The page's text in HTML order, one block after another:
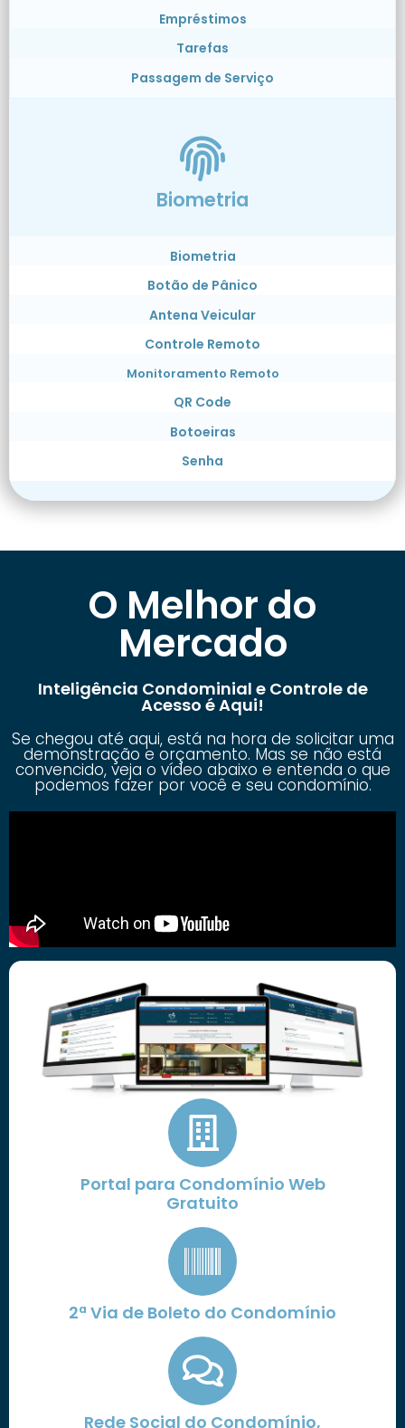
Empréstimos
Tarefas
Passagem de Serviço
Biometria
Biometria
Botão de Pânico
Antena Veicular
Controle Remoto
Monitoramento Remoto
QR Code
Botoeiras
Senha
O Melhor do
Mercado
Inteligência Condominial e Controle de
Acesso é Aqui!
Se chegou até aqui, está na hora de solicitar uma
demonstração e orçamento. Mas se não está
convencido, veja o vídeo abaixo e entenda o que
podemos fazer por você e seu condomínio.
Portal para Condomínio Web
Gratuito
2ª Via de Boleto do Condomínio
Rede Social do Condomínio,